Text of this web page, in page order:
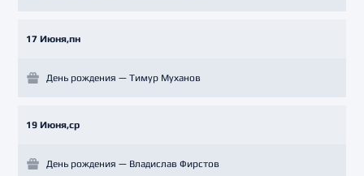
17 Июня,пн
День рождения — Тимур Муханов
19 Июня,ср
День рождения — Владислав Фирстов